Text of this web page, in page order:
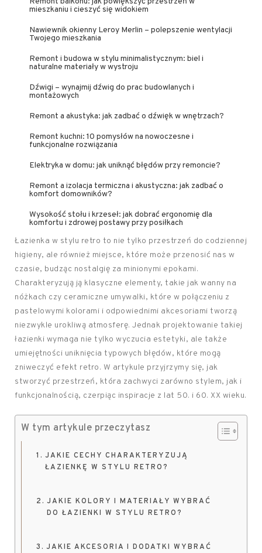
mieszkaniu i cieszyć się widokiem
Nawiewnik okienny Leroy Merlin – polepszenie wentylacji
Twojego mieszkania
Remont i budowa w stylu minimalistycznym: biel i
naturalne materiały w wystroju
Dźwigi – wynajmij dźwig do prac budowlanych i
montażowych
Remont a akustyka: jak zadbać o dźwięk w wnętrzach?
Remont kuchni: 10 pomysłów na nowoczesne i
funkcjonalne rozwiązania
Elektryka w domu: jak uniknąć błędów przy remoncie?
Remont a izolacja termiczna i akustyczna: jak zadbać o
komfort domowników?
Wysokość stołu i krzeseł: jak dobrać ergonomię dla
komfortu i zdrowej postawy przy posiłkach
Łazienka w stylu retro to nie tylko przestrzeń do codziennej
higieny, ale również miejsce, które może przenosić nas w
czasie, budząc nostalgię za minionymi epokami.
Charakteryzują ją klasyczne elementy, takie jak wanny na
nóżkach czy ceramiczne umywalki, które w połączeniu z
pastelowymi kolorami i odpowiednimi akcesoriami tworzą
niezwykle urokliwą atmosferę. Jednak projektowanie takiej
łazienki wymaga nie tylko wyczucia estetyki, ale także
umiejętności uniknięcia typowych błędów, które mogą
zniweczyć efekt retro. W artykule przyjrzymy się, jak
stworzyć przestrzeń, która zachwyci zarówno stylem, jak i
funkcjonalnością, czerpiąc inspiracje z lat 50. i 60. XX wieku.
W tym artykule przeczytasz
JAKIE CECHY CHARAKTERYZUJĄ
ŁAZIENKĘ W STYLU RETRO?
JAKIE KOLORY I MATERIAŁY WYBRAĆ
DO ŁAZIENKI W STYLU RETRO?
JAKIE AKCESORIA I DODATKI WYBRAĆ